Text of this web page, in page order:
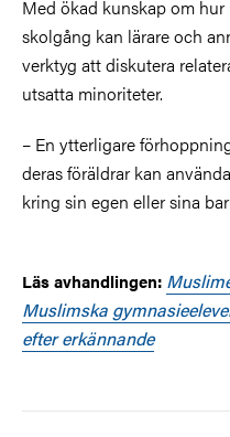
Med ökad kunskap om
skolgång kan lärare och
verktyg att diskutera
utsatta minoriteter.
– En ytterligare
deras föräldrar kan
kring sin egen eller sina
Läs avhandlingen:
Muslimska
efter erkännande